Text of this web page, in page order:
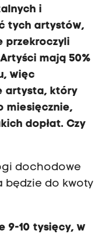
i
tych artystów,
przekroczyli
mają 50%
więc
artysta, który
miesięcznie,
dopłat. Czy
dochodowe
będzie do kwoty
9-10 tysięcy, w